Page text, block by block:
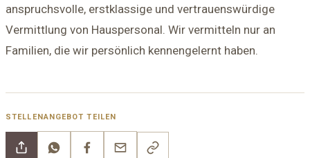
anspruchsvolle, erstklassige und vertrauenswürdige
Vermittlung von Hauspersonal. Wir vermitteln nur an
Familien, die wir persönlich kennengelernt haben.
STELLENANGEBOT TEILEN